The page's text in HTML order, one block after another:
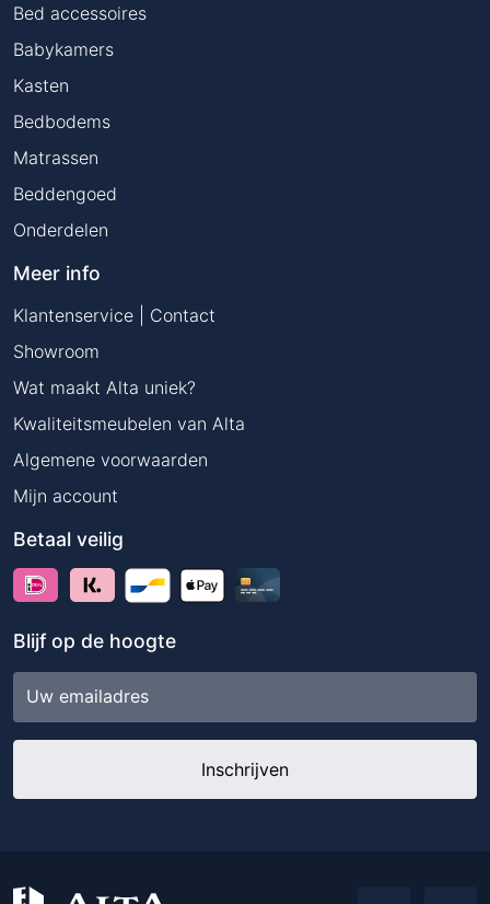
Bed accessoires
Babykamers
Kasten
Bedbodems
Matrassen
Beddengoed
Onderdelen
Meer info
Klantenservice | Contact
Showroom
Wat maakt Alta uniek?
Kwaliteitsmeubelen van Alta
Algemene voorwaarden
Mijn account
Betaal veilig
Blijf op de hoogte
mailadres